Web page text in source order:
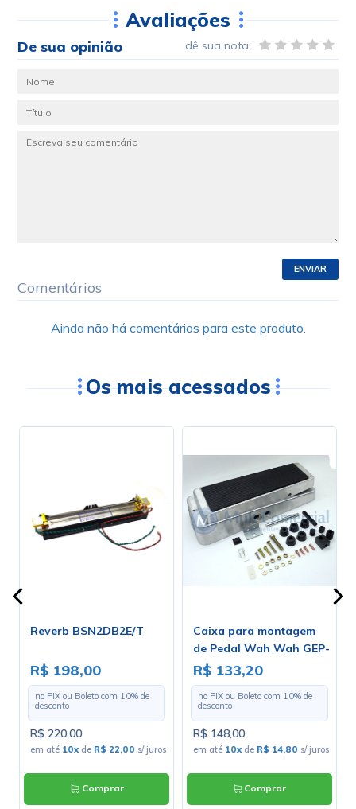
Avaliações
De sua opinião dê sua nota:
ENVIAR
Comentários
Ainda não há comentários para este produto.
Os mais acessados
Reverb BSN2DB2E/T
R$ 198,00
no PIX ou Boleto com 10% de
desconto
R$ 220,00
em até 10xde R$ 22,00 s/ juros
Comprar
Caixa para montagem
de Pedal Wah Wah GEP-
2
R$ 133,20
no PIX ou Boleto com 10% de
desconto
R$ 148,00
em até 10xde R$ 14,80 s/ juros
Comprar